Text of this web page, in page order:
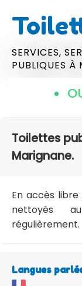
SERVICES,
PUBLIQUES À
Toilettes
Marignane.
En accès
nettoyés
régulièrement.
Langues